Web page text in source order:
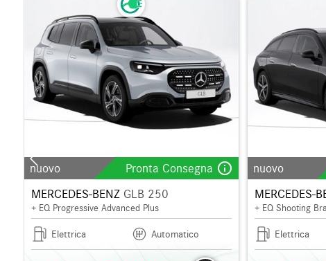
nuovo Pronta Consegna info_outline
MERCEDES-BENZ GLB 250
+ EQ Progressive Advanced Plus
Elettrica Automatico
nuovo
MERCEDES-
+ EQ Shooting
Elettrica